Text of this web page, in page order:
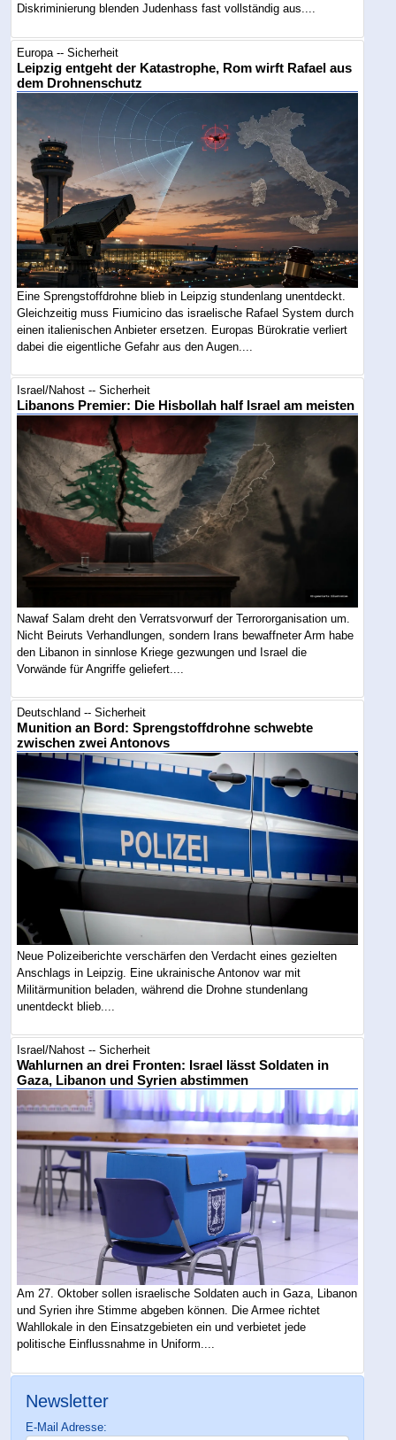
Diskriminierung blenden Judenhass fast vollständig aus....
Europa -- Sicherheit
Leipzig entgeht der Katastrophe, Rom wirft Rafael aus
dem Drohnenschutz
Eine Sprengstoffdrohne blieb in Leipzig stundenlang unentdeckt.
Gleichzeitig muss Fiumicino das israelische Rafael System durch
einen italienischen Anbieter ersetzen. Europas Bürokratie verliert
dabei die eigentliche Gefahr aus den Augen....
Israel/Nahost -- Sicherheit
Libanons Premier: Die Hisbollah half Israel am meisten
Nawaf Salam dreht den Verratsvorwurf der Terrororganisation um.
Nicht Beiruts Verhandlungen, sondern Irans bewaffneter Arm habe
den Libanon in sinnlose Kriege gezwungen und Israel die
Vorwände für Angriffe geliefert....
Deutschland -- Sicherheit
Munition an Bord: Sprengstoffdrohne schwebte
zwischen zwei Antonovs
Neue Polizeiberichte verschärfen den Verdacht eines gezielten
Anschlags in Leipzig. Eine ukrainische Antonov war mit
Militärmunition beladen, während die Drohne stundenlang
unentdeckt blieb....
Israel/Nahost -- Sicherheit
Wahlurnen an drei Fronten: Israel lässt Soldaten in
Gaza, Libanon und Syrien abstimmen
Am 27. Oktober sollen israelische Soldaten auch in Gaza, Libanon
und Syrien ihre Stimme abgeben können. Die Armee richtet
Wahllokale in den Einsatzgebieten ein und verbietet jede
politische Einflussnahme in Uniform....
Newsletter
E-Mail Adresse: